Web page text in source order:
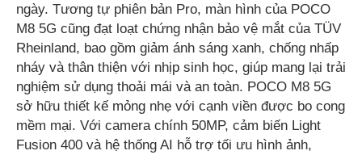
ngày. Tương tự phiên bản Pro, màn hình của POCO
M8 5G cũng đạt loạt chứng nhận bảo vệ mắt của TÜV
Rheinland, bao gồm giảm ánh sáng xanh, chống nhấp
nháy và thân thiện với nhịp sinh học, giúp mang lại trải
nghiệm sử dụng thoải mái và an toàn. POCO M8 5G
sở hữu thiết kế mỏng nhẹ với cạnh viền được bo cong
mềm mại. Với camera chính 50MP, cảm biến Light
Fusion 400 và hệ thống AI hỗ trợ tối ưu hình ảnh,